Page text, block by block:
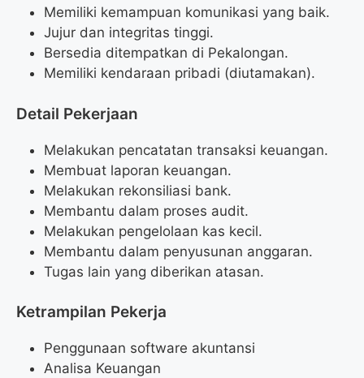
Memiliki kemampuan komunikasi yang baik.
Jujur dan integritas tinggi.
Bersedia ditempatkan di Pekalongan.
Memiliki kendaraan pribadi (diutamakan).
Detail Pekerjaan
Melakukan pencatatan transaksi keuangan.
Membuat laporan keuangan.
Melakukan rekonsiliasi bank.
Membantu dalam proses audit.
Melakukan pengelolaan kas kecil.
Membantu dalam penyusunan anggaran.
Tugas lain yang diberikan atasan.
Ketrampilan Pekerja
Penggunaan software akuntansi
Analisa Keuangan